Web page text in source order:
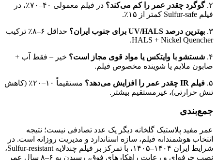
۲. گوگرد چقدر عمر را کم می‌کند؟
در فیلم معمولی ۴۰–۷۰٪، در
فیلم Sulfur-safe کمتر از ۱۵٪.
۳. بهترین درصد UV/HALS برای جنوب ایران؟
حداقل ۶–۸٪ ترکیب
HALS + Nickel Quencher.
۴. شستشو با وایتکس یا مواد قوی مجاز است؟ خیر – فقط آب +
صابون ملایم یا شوینده مخصوص فیلم.
۵. فیلم IR چقدر عمر را افزایش می‌دهد؟
مستقیماً ۱۰–۲۰٪ (کاهش
تنش حرارتی)، غیرمستقیم بیشتر.
جمع‌بندی
عمر مفید پلاستیک گلخانه دیگر یک عدد تصادفی نیست؛ نتیجه
انتخاب هوشمندانه فیلم، سازه استاندارد و مدیریت روزانه است. در
شرایط ایران ۱۴۰۴–۱۴۰۵، با تمرکز بر فیلم چندلایه Sulfur-resistant،
نصب حرفه‌ای و رعایت راهکارهای فوق، رسیدن به ۶–۸ سال عمر